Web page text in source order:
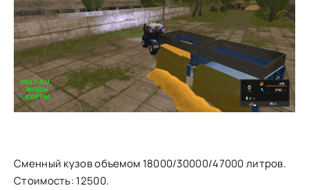
Сменный кузов объемом 18000/30000/47000 литров.
Стоимость: 12500.